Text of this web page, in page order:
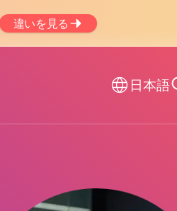
違いを見る
日本語